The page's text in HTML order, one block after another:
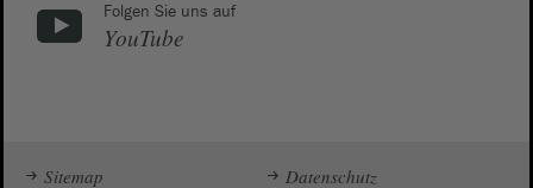
Folgen Sie uns auf
YouTube
Sitemap Datenschutz